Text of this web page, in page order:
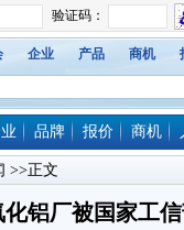
企业 产品 商机
品牌 报价 商机
>>正文
铝厂被国家工